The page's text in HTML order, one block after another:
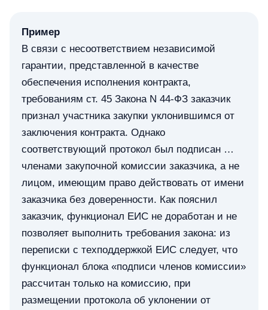
Пример
В связи с несоответствием независимой
гарантии, представленной в качестве
обеспечения исполнения контракта,
требованиям ст. 45 Закона N 44-ФЗ заказчик
признал участника закупки уклонившимся от
заключения контракта. Однако
соответствующий протокол был подписан …
членами закупочной комиссии заказчика, а не
лицом, имеющим право действовать от имени
заказчика без доверенности. Как пояснил
заказчик, функционал ЕИС не доработан и не
позволяет выполнить требования закона: из
переписки с техподдержкой ЕИС следует, что
функционал блока «подписи членов комиссии»
рассчитан только на комиссию, при
размещении протокола об уклонении от